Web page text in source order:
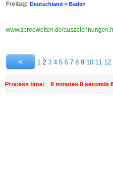
Freitag: Deutschland > Baden
www.spreewelten.de/
1 2 3 4 5 6 7 8 9 10 11 12
Process time: 0 minutes 0 seconds